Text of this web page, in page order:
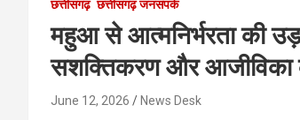
छत्तीसगढ़ छत्तीसगढ़ जनसंपर्क
महुआ से आत्मनिर्भरता की
सशक्तिकरण और
June 12, 2026 News Desk